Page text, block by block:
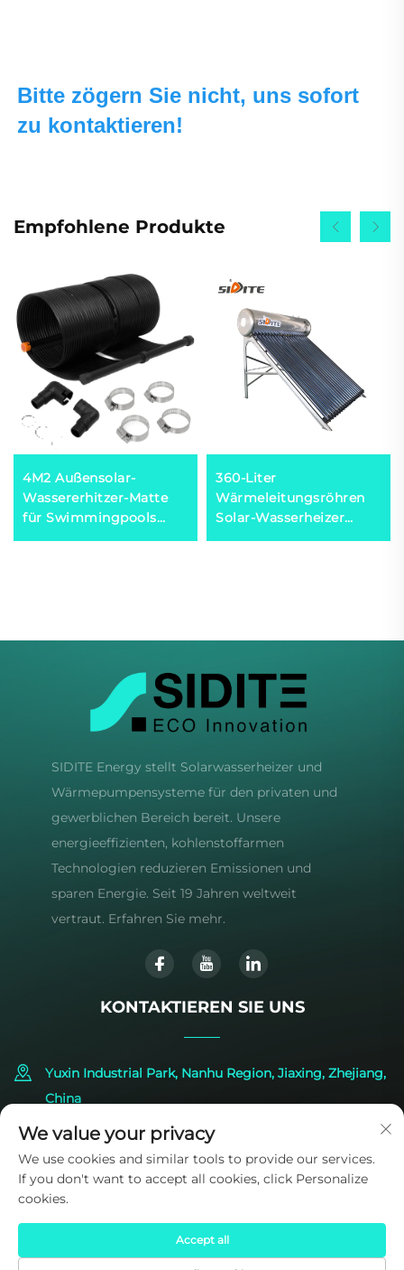
Bitte zögern Sie nicht, uns sofort
zu kontaktieren!
Empfohlene Produkte
4M2 Außensolar-
Wassererhitzer-Matte
für Swimmingpools
Öko-freundliche
360-Liter
Wärmeleitungsröhren
Solar-Wasserheizer
Hochdruck Export nach
SIDITE Energy stellt Solarwasserheizer und
Wärmepumpensysteme für den privaten und
gewerblichen Bereich bereit. Unsere
energieeffizienten, kohlenstoffarmen
Technologien reduzieren Emissionen und
sparen Energie. Seit 19 Jahren weltweit
vertraut. Erfahren Sie mehr.
KONTAKTIEREN SIE UNS
Yuxin Industrial Park, Nanhu Region, Jiaxing, Zhejiang,
China
+86-573-83224422
[email protected]
We value your privacy
We use cookies and similar tools to provide our services.
If you don't want to accept all cookies, click Personalize
cookies.
Accept all